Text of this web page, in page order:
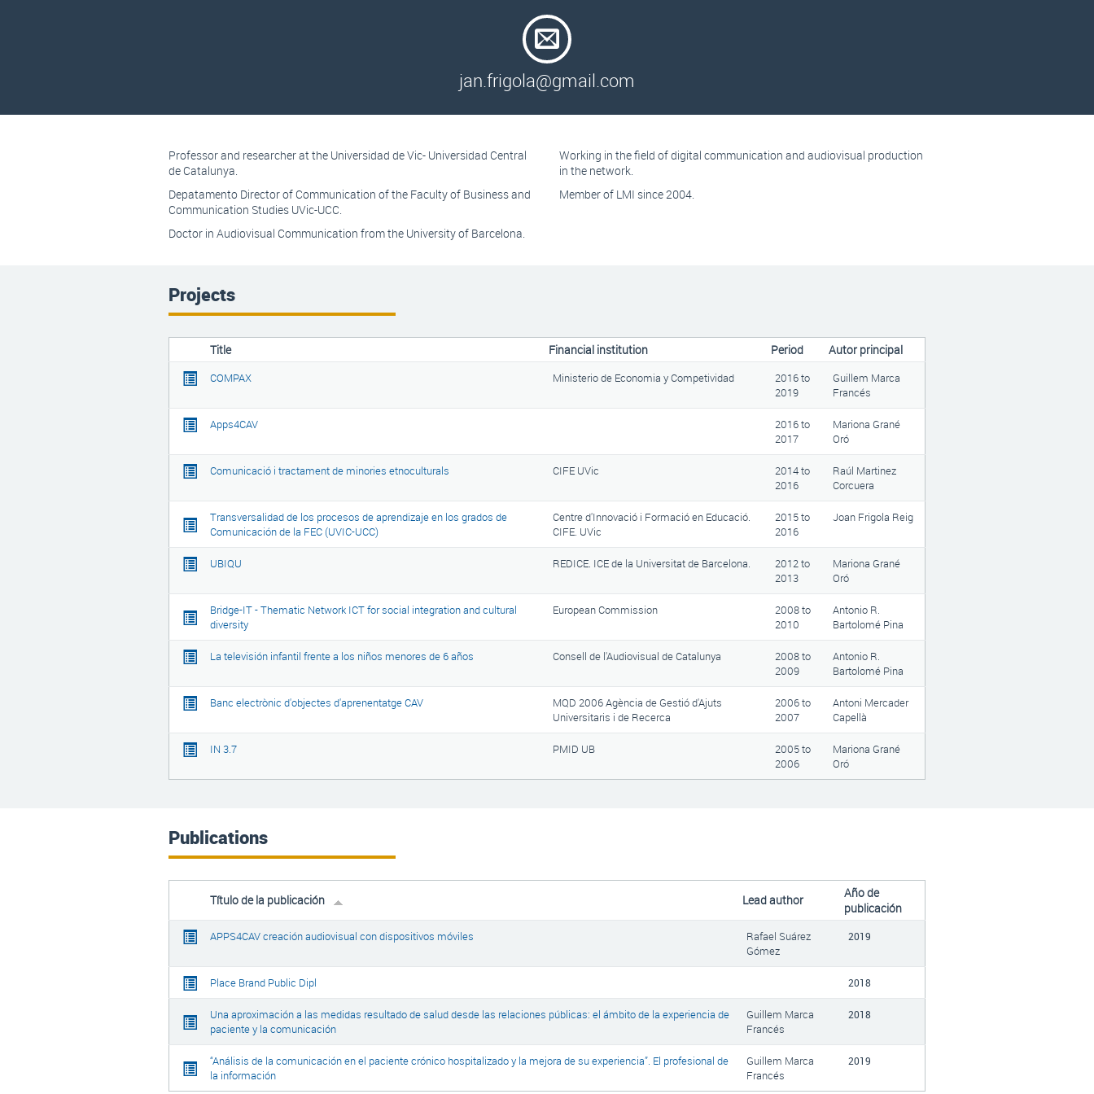
jan.frigola@gmail.com
Professor and researcher at the Universidad de Vic- Universidad Central
de Catalunya.
Depatamento Director of Communication of the Faculty of Business and
Communication Studies UVic-UCC.
Doctor in Audiovisual Communication from the University of Barcelona.
Working in the field of digital communication and audiovisual production
in the network.
Member of LMI since 2004.
Projects
Title Financial institution Period Autor principal
COMPAX Ministerio de Economia y Competividad 2016to
2019
Guillem Marca
Francés
Apps4CAV 2016to
2017
Mariona Grané
Oró
Comunicació i tractament de minories etnoculturals CIFE UVic 2014to
2016
Raúl Martinez
Corcuera
Transversalidad de los procesos de aprendizaje en los grados de
Comunicación de la FEC (UVIC-UCC)
Centre d'Innovació i Formació en Educació.
CIFE. UVic
2015to
2016
Joan Frigola Reig
UBIQU REDICE. ICE de la Universitat de Barcelona. 2012to
2013
Mariona Grané
Oró
Bridge-IT - Thematic Network ICT for social integration and cultural
diversity
European Commission 2008to
2010
Antonio R.
Bartolomé Pina
La televisión infantil frente a los niños menores de 6 años Consell de l'Audiovisual de Catalunya 2008to
2009
Antonio R.
Bartolomé Pina
Banc electrònic d'objectes d'aprenentatge CAV
MQD 2006 Agència de Gestió d'Ajuts
Universitaris i de Recerca
2006to
2007
Antoni Mercader
Capellà
IN 3.7 PMID UB 2005to
2006
Mariona Grané
Oró
Publications
Título de la publicación Lead author
Año de
publicación
APPS4CAV creación audiovisual con dispositivos móviles
Rafael Suárez
Gómez
2019
Place Brand Public Dipl 2018
Una aproximación a las medidas resultado de salud desde las relaciones públicas: el ámbito de la experiencia de
paciente y la comunicación
Guillem Marca
Francés
2018
“Análisis de la comunicación en el paciente crónico hospitalizado y la mejora de su experiencia”. El profesional de
la información
Guillem Marca
Francés
2019